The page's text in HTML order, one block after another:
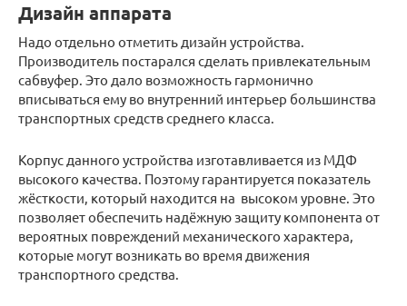
Дизайн аппарата
Надо отдельно отметить дизайн устройства.
Производитель постарался сделать привлекательным
сабвуфер. Это дало возможность гармонично
вписываться ему во внутренний интерьер большинства
транспортных средств среднего класса.
Корпус данного устройства изготавливается из МДФ
высокого качества. Поэтому гарантируется показатель
жёсткости, который находится на высоком уровне. Это
позволяет обеспечить надёжную защиту компонента от
вероятных повреждений механического характера,
которые могут возникать во время движения
транспортного средства.